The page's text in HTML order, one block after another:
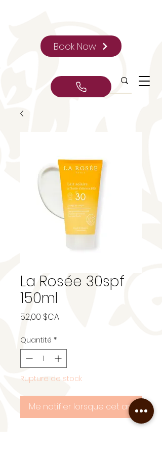
Book Now
La Rosée 30spf
150ml
52,00 $CAPrix
Quantité *
Rupture de stock
Me notifier lorsque cet article est